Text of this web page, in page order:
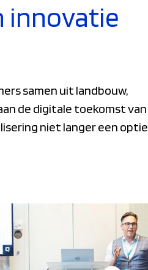
innovatie
samen uit landbouw,
de digitale toekomst van
niet langer een optie